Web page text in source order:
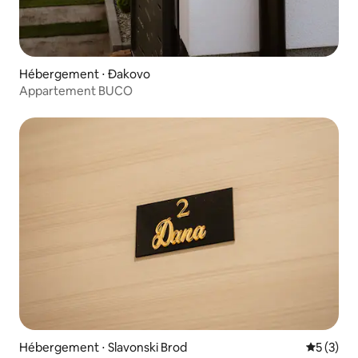
Hébergement ⋅ Đakovo
Appartement BUCO
Hébergement ⋅ Slavonski Brod
5 (3)